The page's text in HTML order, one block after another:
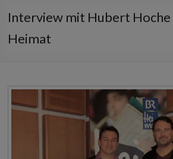
Interview mit Hubert Hoche
Heimat